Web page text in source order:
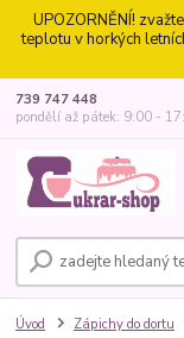
UPOZORNĚNÍ!
teplotu v horkých
739 747 448
pondělí až pátek: 9:00 -
Úvod Zápichy do dortu